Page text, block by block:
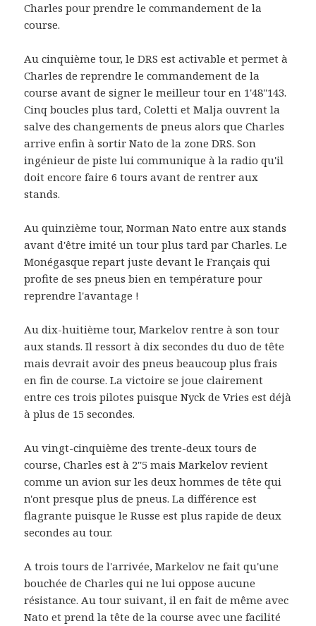
Charles pour prendre le commandement de la
course.
Au cinquième tour, le DRS est activable et permet à
Charles de reprendre le commandement de la
course avant de signer le meilleur tour en 1'48''143.
Cinq boucles plus tard, Coletti et Malja ouvrent la
salve des changements de pneus alors que Charles
arrive enfin à sortir Nato de la zone DRS. Son
ingénieur de piste lui communique à la radio qu'il
doit encore faire 6 tours avant de rentrer aux
stands.
Au quinzième tour, Norman Nato entre aux stands
avant d'être imité un tour plus tard par Charles. Le
Monégasque repart juste devant le Français qui
profite de ses pneus bien en température pour
reprendre l'avantage !
Au dix-huitième tour, Markelov rentre à son tour
aux stands. Il ressort à dix secondes du duo de tête
mais devrait avoir des pneus beaucoup plus frais
en fin de course. La victoire se joue clairement
entre ces trois pilotes puisque Nyck de Vries est déjà
à plus de 15 secondes.
Au vingt-cinquième des trente-deux tours de
course, Charles est à 2''5 mais Markelov revient
comme un avion sur les deux hommes de tête qui
n'ont presque plus de pneus. La différence est
flagrante puisque le Russe est plus rapide de deux
secondes au tour.
A trois tours de l'arrivée, Markelov ne fait qu'une
bouchée de Charles qui ne lui oppose aucune
résistance. Au tour suivant, il en fait de même avec
Nato et prend la tête de la course avec une facilité